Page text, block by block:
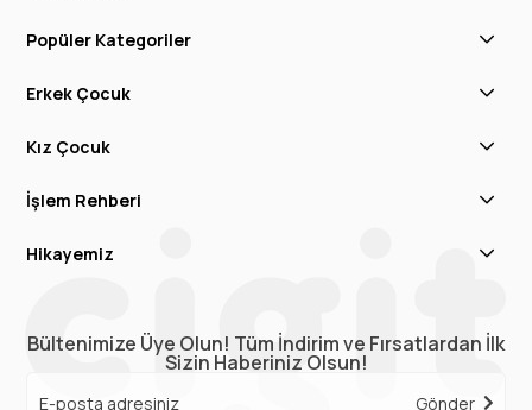
Popüler Kategoriler
Erkek Çocuk
Kız Çocuk
İşlem Rehberi
Hikayemiz
Bültenimize Üye Olun! Tüm İndirim ve Fırsatlardan İlk
Sizin Haberiniz Olsun!
Gönder